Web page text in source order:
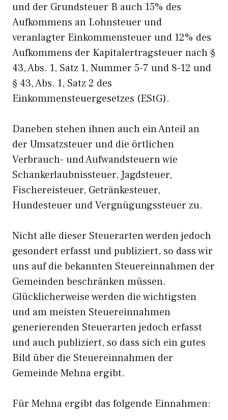
und der Grundsteuer B auch 15% des
Aufkommens an Lohnsteuer und
veranlagter Einkommensteuer und 12% des
Aufkommens der Kapitalertragsteuer nach §
43, Abs. 1, Satz 1, Nummer 5-7 und 8-12 und
§ 43, Abs. 1, Satz 2 des
Einkommensteuergesetzes (EStG).
Daneben stehen ihnen auch ein Anteil an
der Umsatzsteuer und die örtlichen
Verbrauch- und Aufwandsteuern wie
Schankerlaubnissteuer, Jagdsteuer,
Fischereisteuer, Getränkesteuer,
Hundesteuer und Vergnügungssteuer zu.
Nicht alle dieser Steuerarten werden jedoch
gesondert erfasst und publiziert, so dass wir
uns auf die bekannten Steuereinnahmen der
Gemeinden beschränken müssen.
Glücklicherweise werden die wichtigsten
und am meisten Steuereinnahmen
generierenden Steuerarten jedoch erfasst
und auch publiziert, so dass sich ein gutes
Bild über die Steuereinnahmen der
Gemeinde Mehna ergibt.
Für Mehna ergibt das folgende Einnahmen: